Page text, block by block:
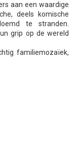
aan een waardige
deels komische
te stranden.
grip op de wereld
familiemozaïek,